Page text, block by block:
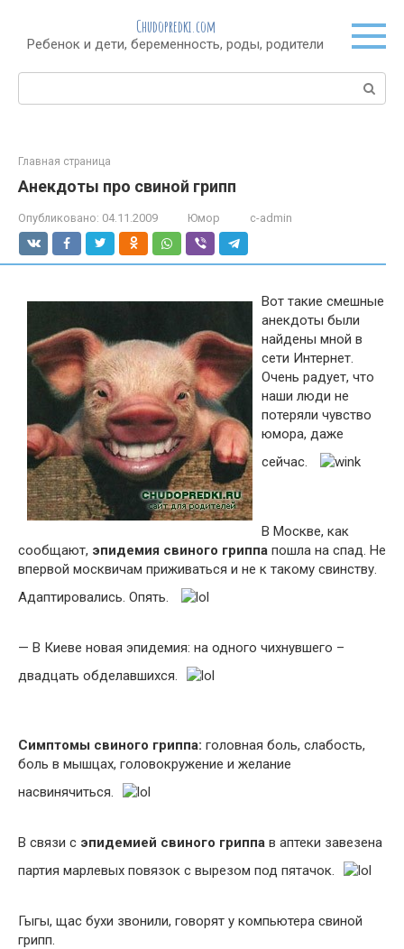
контенту
Chudopredki.com
Ребенок и дети, беременность, роды, родители
Поиск:
Главная страница
Анекдоты про свиной грипп
Опубликовано: 04.11.2009 Юмор c-admin
Вот такие смешные
анекдоты были
найдены мной в
сети Интернет.
Очень радует, что
наши люди не
потеряли чувство
юмора, даже
сейчас.
В Москве, как
сообщают, эпидемия свиного гриппа пошла на спад. Не
впервой москвичам приживаться и не к такому свинству.
Адаптировались. Опять.
— В Киеве новая эпидемия: на одного чихнувшего –
двадцать обделавшихся.
Симптомы свиного гриппа: головная боль, слабость,
боль в мышцах, головокружение и желание
насвинячиться.
В связи с эпидемией свиного гриппа в аптеки завезена
партия марлевых повязок с вырезом под пятачок.
Гыгы, щас бухи звонили, говорят у компьютера свиной
грипп.